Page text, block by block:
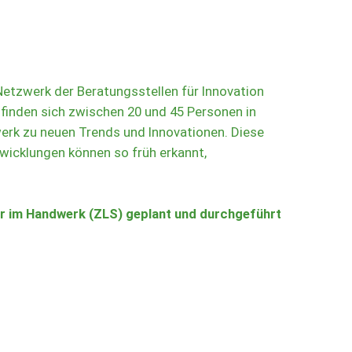
der Beratungsstellen für Innovation
sich zwischen 20 und 45 Personen in
zu neuen Trends und Innovationen. Diese
können so früh erkannt,
Handwerk (ZLS) geplant und durchgeführt